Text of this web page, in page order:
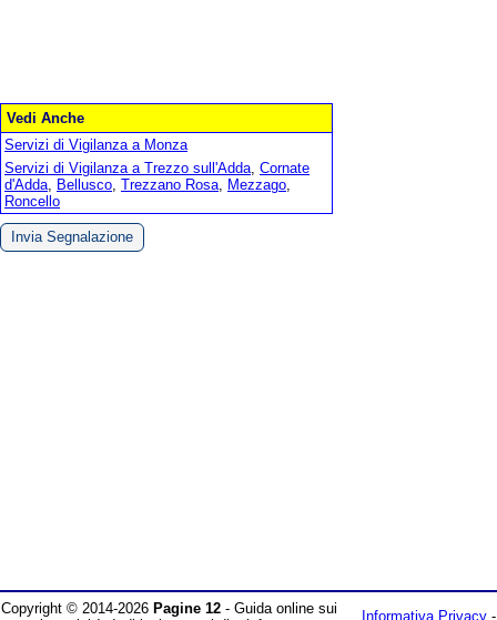
Vedi Anche
Servizi di Vigilanza a Monza
Servizi di Vigilanza a Trezzo sull'Adda, Cornate
d'Adda, Bellusco, Trezzano Rosa, Mezzago,
Roncello
Invia Segnalazione
Copyright © 2014-2026 Pagine 12 - Guida online sui
Informativa Privacy -